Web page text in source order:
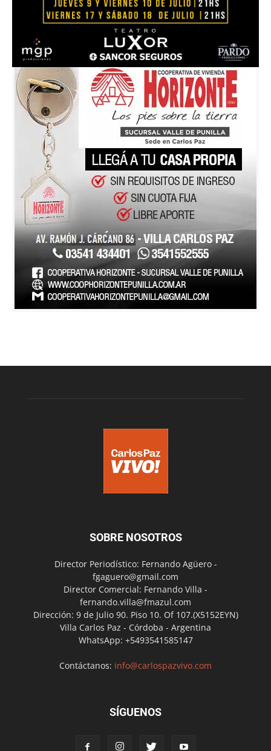
SOBRE NOSOTROS
Director Periodístico: Fernando Agüero -
fgaguero@gmail.com
Director Comercial: Fernando Villa -
fernando.villa@fmazul.com
Dirección: 9 de Julio 90. Piso 10. Of 107.(X5152EYN)
Villa Carlos Paz - Córdoba - Argentina
WhatsApp: +5493541585147
Contáctanos: info@carlospazvivo.com
SÍGUENOS